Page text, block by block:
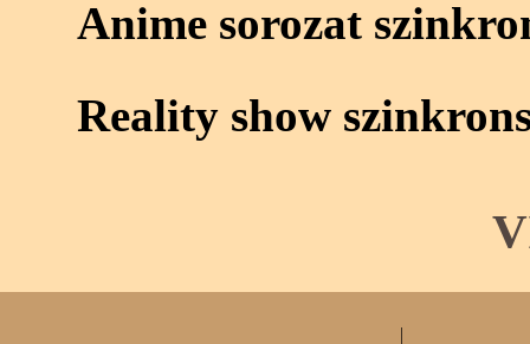
Anime sorozat
Reality show